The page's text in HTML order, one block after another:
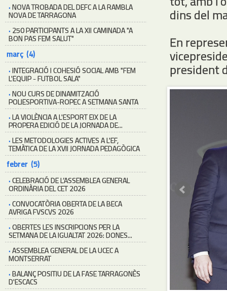
·NOVA TROBADA DEL DEFC A LA RAMBLA
NOVA DE TARRAGONA
· 250 PARTICIPANTS A LA XII CAMINADA "A
BON PAS FEM SALUT"
març (4)
·INTEGRACIÓ I COHESIÓ SOCIAL AMB "FEM
L'EQUIP - FUTBOL SALA"
·NOU CURS DE DINAMITZACIÓ
POLIESPORTIVA-ROPEC A SETMANA SANTA
·LA VIOLÈNCIA A L'ESPORT EIX DE LA
PROPERA EDICIÓ DE LA JORNADA DE...
·LES METODOLOGIES ACTIVES A L'EF,
TEMÀTICA DE LA XVII JORNADA PEDAGÒGICA
febrer (5)
·CELEBRACIÓ DE L’ASSEMBLEA GENERAL
ORDINÀRIA DEL CET 2026
·CONVOCATÒRIA OBERTA DE LA BECA
AVRIGA FVSCVS 2026
·OBERTES LES INSCRIPCIONS PER LA
SETMANA DE LA IGUALTAT 2026: DONES...
·ASSEMBLEA GENERAL DE LA UCEC A
MONTSERRAT
·BALANÇ POSITIU DE LA FASE TARRAGONÈS
D'ESCACS
dins del
En
president